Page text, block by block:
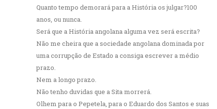
Quanto tempo demorará para a História os julgar?100
anos, ou nunca.
Será que a História angolana alguma vez será escrita?
Não me cheira que a sociedade angolana dominada por
uma corrupção de Estado a consiga escrever a médio
prazo.
Nem a longo prazo.
Não tenho duvidas que a Sita morrerá.
Olhem para o Pepetela, para o Eduardo dos Santos e suas